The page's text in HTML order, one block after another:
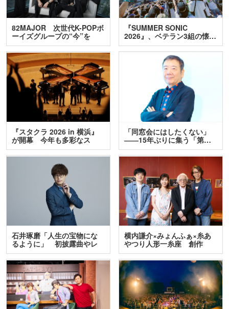
82MAJOR 次世代K-POPボ
ーイズグループの“今”を
訊…
『SUMMER SONIC
2026』、ベテラン3組の懐…
『スタクラ 2026 in 横浜』
が開幕 今年も多彩なス
テ…
「同窓会にはしたくない」
――15年ぶりに集う「第…
石井琢磨「人生の宝物にな
るように」 初披露曲やレ
ア…
横内謙介×みょんふぁ×糸あ
やつり人形一糸座 創作
人…